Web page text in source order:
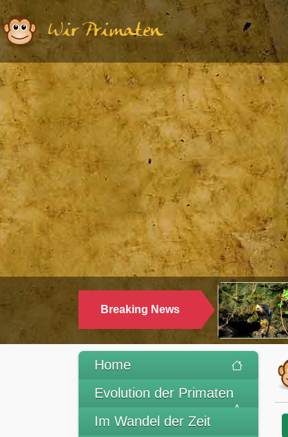
Wir Primaten
Breaking News
Home
Evolution der Primaten
Im Wandel der Zeit